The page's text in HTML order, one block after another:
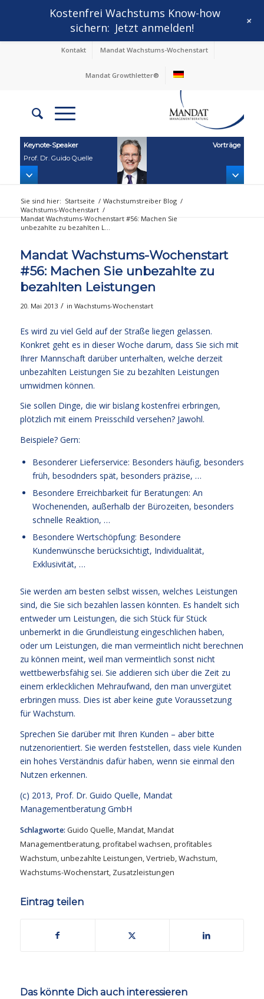
Kontakt Mandat Wachstums-Wochenstart
Mandat Growthletter®
Keynote‑Speaker
Prof. Dr. Guido Quelle
Vorträge
Sie sind hier: Startseite / Wachstumstreiber Blog /
Wachstums-Wochenstart /
Mandat Wachstums-Wochenstart #56: Machen Sie
unbezahlte zu bezahlten L...
Mandat Wachstums-Wochenstart
#56: Machen Sie unbezahlte zu
bezahlten Leistungen
20. Mai 2013 / in Wachstums-Wochenstart
Es wird zu viel Geld auf der Straße liegen gelassen.
Konkret geht es in dieser Woche darum, dass Sie sich mit
Ihrer Mannschaft darüber unterhalten, welche derzeit
unbezahlten Leistungen Sie zu bezahlten Leistungen
umwidmen können.
Sie sollen Dinge, die wir bislang kostenfrei erbringen,
plötzlich mit einem Preisschild versehen? Jawohl.
Beispiele? Gern:
Besonderer Lieferservice: Besonders häufig, besonders
früh, besodnders spät, besonders präzise, …
Besondere Erreichbarkeit für Beratungen: An
Wochenenden, außerhalb der Bürozeiten, besonders
schnelle Reaktion, …
Besondere Wertschöpfung: Besondere
Kundenwünsche berücksichtigt, Individualität,
Exklusivität, …
Sie werden am besten selbst wissen, welches Leistungen
sind, die Sie sich bezahlen lassen könnten. Es handelt sich
entweder um Leistungen, die sich Stück für Stück
unbemerkt in die Grundleistung eingeschlichen haben,
oder um Leistungen, die man vermeintlich nicht berechnen
zu können meint, weil man vermeintlich sonst nicht
wettbewerbsfähig sei. Sie addieren sich über die Zeit zu
einem erklecklichen Mehraufwand, den man unvergütet
erbringen muss. Dies ist aber keine gute Voraussetzung
für Wachstum.
Sprechen Sie darüber mit Ihren Kunden – aber bitte
nutzenorientiert. Sie werden feststellen, dass viele Kunden
ein hohes Verständnis dafür haben, wenn sie einmal den
Nutzen erkennen.
(c) 2013, Prof. Dr. Guido Quelle, Mandat
Managementberatung GmbH
Schlagworte: Guido Quelle,Mandat,Mandat
Managementberatung,profitabel wachsen,profitables
Wachstum,unbezahlte Leistungen,Vertrieb,Wachstum,
Wachstums-Wochenstart, Zusatzleistungen
Eintrag teilen
Das könnte Dich auch interessieren
Kostenfrei Wachstums Know-how
sichern: Jetzt anmelden! +